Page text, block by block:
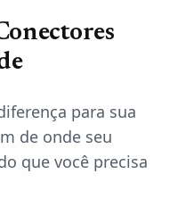
para sua
de onde seu
que você precisa